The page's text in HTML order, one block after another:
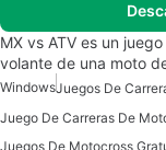
MX vs ATV es un
volante de una moto
Windows